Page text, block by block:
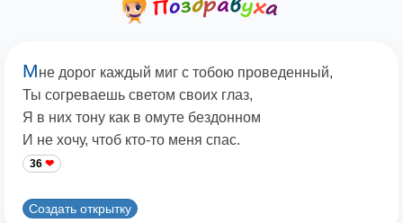
Мне дорог каждый миг с тобою проведенный,
Ты согреваешь светом своих глаз,
Я в них тону как в омуте бездонном
И не хочу, чтоб кто-то меня спас.
36
Создать открытку